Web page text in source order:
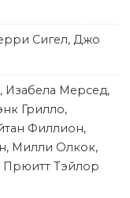
Сигел, Джо
Изабела Мерсед,
Грилло,
Филлион,
Милли Олкок,
Прюитт Тэйлор